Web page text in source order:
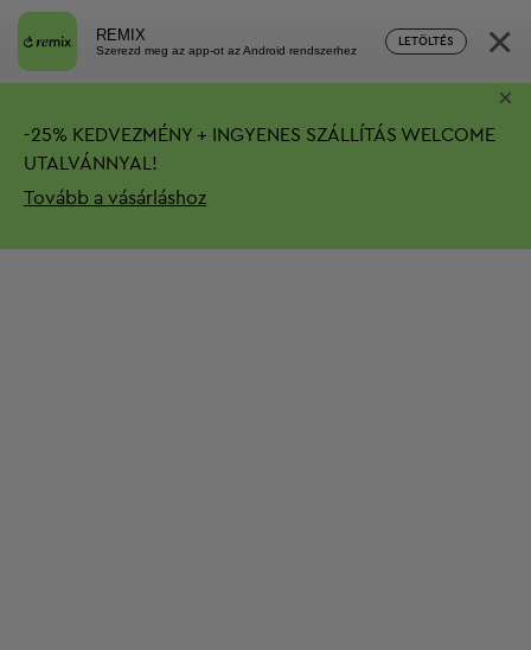
REMIX
Szerezd meg az app-ot az Android rendszerhez
LETÖLTÉS ×
-25% KEDVEZMÉNY + INGYENES SZÁLLÍTÁS WELCOME
UTALVÁNNYAL!
Tovább a vásárláshoz
×